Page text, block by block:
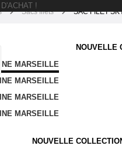
!
NOUVELLE
NOUVELLE
Sacs filets SAC FILET